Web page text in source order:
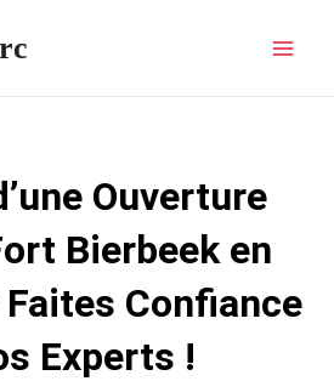
Ouverture
Bierbeek en
Faites Confiance
Experts !